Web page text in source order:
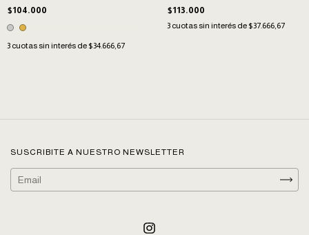
$104.000
3 cuotas sin interés de $34.666,67
$113.000
3 cuotas sin interés de $37.666,67
SUSCRIBITE A NUESTRO NEWSLETTER